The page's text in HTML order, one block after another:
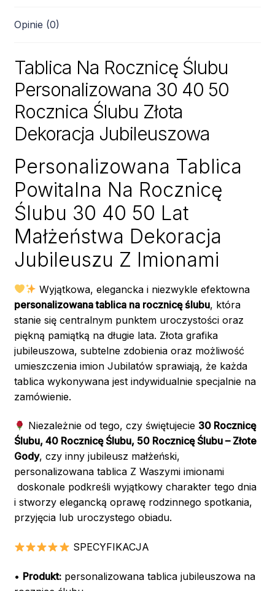
Opinie (0)
Tablica Na Rocznicę Ślubu
Personalizowana 30 40 50
Rocznica Ślubu Złota
Dekoracja Jubileuszowa
Personalizowana Tablica
Powitalna Na Rocznicę
Ślubu 30 40 50 Lat
Małżeństwa Dekoracja
Jubileuszu Z Imionami
Wyjątkowa, elegancka i niezwykle efektowna
personalizowana tablica na rocznicę ślubu, która
stanie się centralnym punktem uroczystości oraz
piękną pamiątką na długie lata. Złota grafika
jubileuszowa, subtelne zdobienia oraz możliwość
umieszczenia imion Jubilatów sprawiają, że każda
tablica wykonywana jest indywidualnie specjalnie na
zamówienie.
Niezależnie od tego, czy świętujecie 30 Rocznicę
Ślubu, 40 Rocznicę Ślubu, 50 Rocznicę Ślubu – Złote
Gody, czy inny jubileusz małżeński,
personalizowana tablica Z Waszymi imionami
doskonale podkreśli wyjątkowy charakter tego dnia
i stworzy elegancką oprawę rodzinnego spotkania,
przyjęcia lub uroczystego obiadu.
SPECYFIKACJA
• Produkt:personalizowana tablica jubileuszowa na